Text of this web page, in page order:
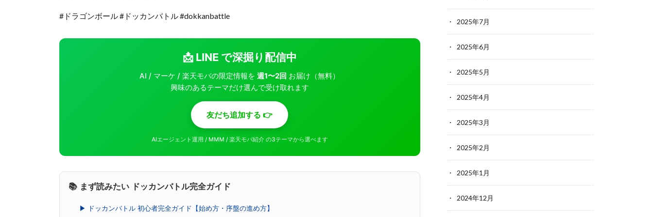
#ドラゴンボール #ドッカンバトル #dokkanbattle
📩 LINE で深掘り配信中
AI / マーケ / 楽天モバの限定情報を週1〜2回 お届け（無料）
興味のあるテーマだけ選んで受け取れます
友だち追加する 👉
AIエージェント運用 / MMM / 楽天モバ紹介 の3テーマから選べます
📚 まず読みたい ドッカンバトル完全ガイド
▶ ドッカンバトル 初心者完全ガイド【始め方・序盤の進め方】
2025年7月
2025年6月
2025年5月
2025年4月
2025年3月
2025年2月
2025年1月
2024年12月